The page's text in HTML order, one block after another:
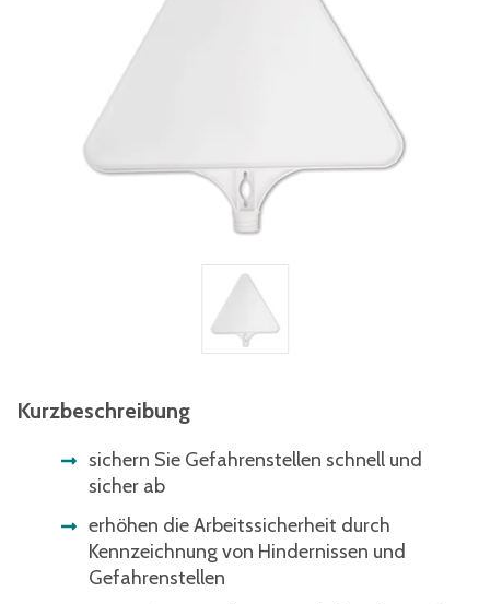
Kurzbeschreibung
sichern Sie Gefahrenstellen schnell und
sicher ab
erhöhen die Arbeitssicherheit durch
Kennzeichnung von Hindernissen und
Gefahrenstellen